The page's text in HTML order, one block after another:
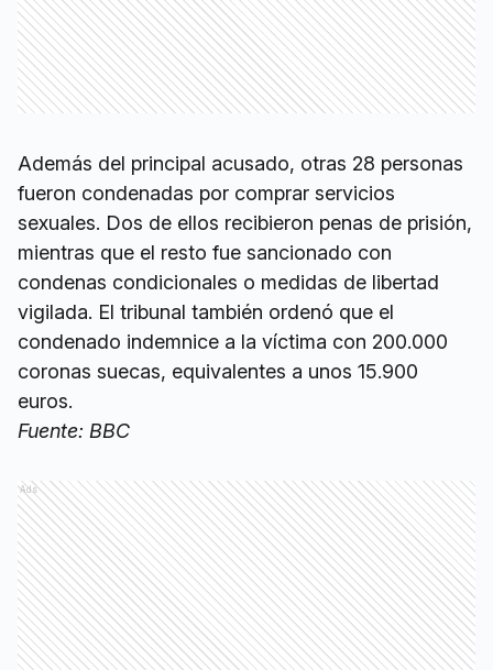
Además del principal acusado, otras 28 personas
fueron condenadas por comprar servicios
sexuales. Dos de ellos recibieron penas de prisión,
mientras que el resto fue sancionado con
condenas condicionales o medidas de libertad
vigilada. El tribunal también ordenó que el
condenado indemnice a la víctima con 200.000
coronas suecas, equivalentes a unos 15.900
euros.
Fuente: BBC
Ads